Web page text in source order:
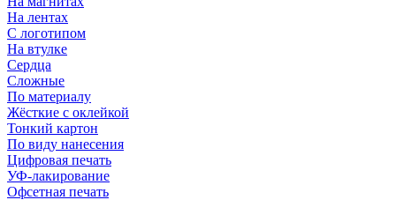
На лентах
С логотипом
На втулке
Сердца
Сложные
По материалу
Жёсткие с оклейкой
Тонкий картон
По виду нанесения
Цифровая печать
УФ-лакирование
Офсетная печать